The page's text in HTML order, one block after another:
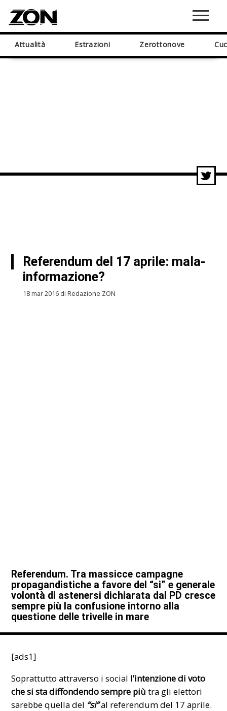
Attualità Estrazioni Zerottonove
Referendum del 17 aprile: mala-
informazione?
18 mar 2016 di Redazione ZON
Referendum. Tra massicce campagne
propagandistiche a favore del “si” e generale
volontà di astenersi dichiarata dal PD cresce
sempre più la confusione intorno alla
questione delle trivelle in mare
[ads1]
Soprattutto attraverso i social l’intenzione di voto
che si sta diffondendo sempre più tra gli elettori
sarebbe quella del “si”al referendum del 17 aprile.